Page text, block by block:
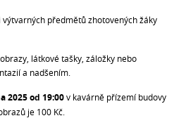
předmětů zhotovených žáky
látkové tašky, záložky nebo
a nadšením.
2025 od 19:00v kavárně přízemí budovy
je 100 Kč.